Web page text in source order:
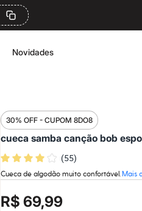
Novidades
30% OFF - CUPOM 8DO8
cueca samba canção bob
(55)
Cueca de algodão muito confortável.Mais
R$ 69,99